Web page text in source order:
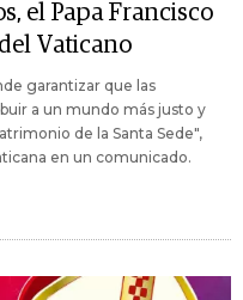
el Papa Francisco
Vaticano
garantizar que las
a un mundo más justo y
de la Santa Sede",
en un comunicado.